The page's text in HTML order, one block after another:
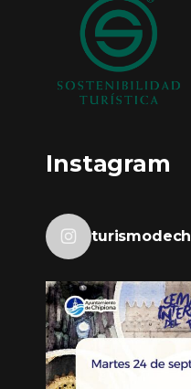
Instagram